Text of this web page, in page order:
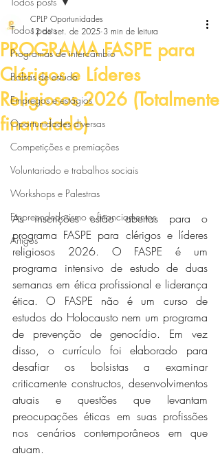
Todos posts
Programas de intercâmbio
Bolsas de estudo
Empregos e estágios
Oportunidades diversas
Competições e premiações
Voluntariado e trabalhos sociais
Workshops e Palestras
Empreendedorismo e financiamentos
Artigos
PROGRAMA FASPE para
Clérigos e Líderes
Religiosos 2026 (Totalmente
financiado)
CPLP Oportunidades
12 de set. de 2025 3 min de leitura
As inscrições estão abertas para o
programa FASPE para clérigos e líderes
religiosos 2026. O FASPE é um
programa intensivo de estudo de duas
semanas em ética profissional e liderança
ética. O FASPE não é um curso de
estudos do Holocausto nem um programa
de prevenção de genocídio. Em vez
disso, o currículo foi elaborado para
desafiar os bolsistas a examinar
criticamente constructos, desenvolvimentos
atuais e questões que levantam
preocupações éticas em suas profissões
nos cenários contemporâneos em que
atuam.